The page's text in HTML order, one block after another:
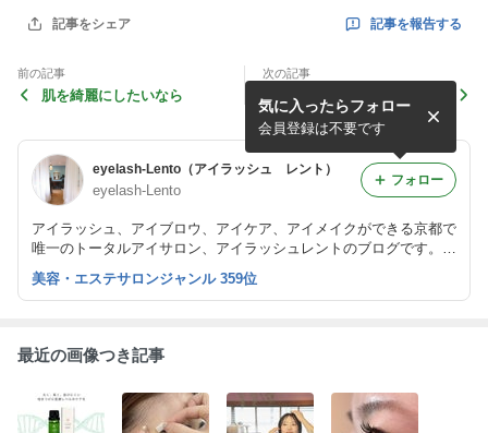
記事をシェア 記事を報告する
前の記事
肌を綺麗にしたいなら
次の記事
当店のエクステは抗菌セーブ
ルです！
eyelash-Lento（アイラッシュ レント）
eyelash-Lento
アイラッシュ、アイブロウ、アイケア、アイメイクができる京都で
唯一のトータルアイサロン、アイラッシュレントのブログです。
ナチュラルなまつエクを得意とし、大人綺麗を提案しています。
また、まつげエクステスクールも開講しています。
気に入ったらフォロー
会員登録は不要です
フォロー
美容・エステサロンジャンル 359位
最近の画像つき記事